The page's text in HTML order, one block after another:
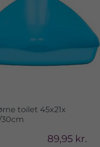
toilet 45x21x
89,95 kr.